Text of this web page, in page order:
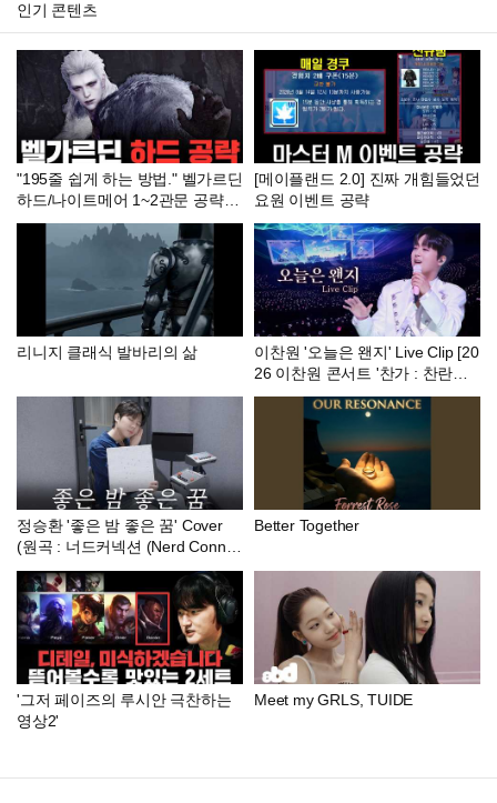
인기 콘텐츠
"195줄 쉽게 하는 방법." 벨가르딘
하드/나이트메어 1~2관문 공략
[로스트아크]
[메이플랜드 2.0] 진짜 개힘들었던
요원 이벤트 공략
리니지 클래식 발바리의 삶
이찬원 '오늘은 왠지' Live Clip [20
26 이찬원 콘서트 '찬가 : 찬란한
하루']
정승환 '좋은 밤 좋은 꿈' Cover
(원곡 : 너드커넥션 (Nerd Connec
tion)) | SeungTUDIO
Better Together
'그저 페이즈의 루시안 극찬하는
영상2'
Meet my GRLS, TUIDE